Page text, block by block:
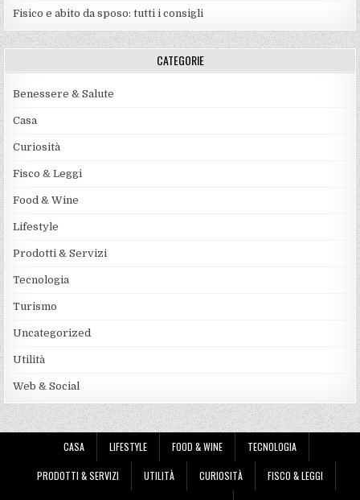
Fisico e abito da sposo: tutti i consigli
CATEGORIE
Benessere & Salute
Casa
Curiosità
Fisco & Leggi
Food & Wine
Lifestyle
Prodotti & Servizi
Tecnologia
Turismo
Uncategorized
Utilità
Web & Social
CASA LIFESTYLE FOOD & WINE TECNOLOGIA
PRODOTTI & SERVIZI UTILITÀ CURIOSITÀ FISCO & LEGGI